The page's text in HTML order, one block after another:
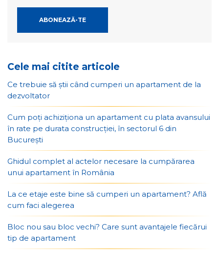
Cele mai citite articole
Ce trebuie să știi când cumperi un apartament de la
dezvoltator
Cum poți achiziționa un apartament cu plata avansului
în rate pe durata construcției, în sectorul 6 din
București
Ghidul complet al actelor necesare la cumpărarea
unui apartament în România
La ce etaje este bine să cumperi un apartament? Află
cum faci alegerea
Bloc nou sau bloc vechi? Care sunt avantajele fiecărui
tip de apartament